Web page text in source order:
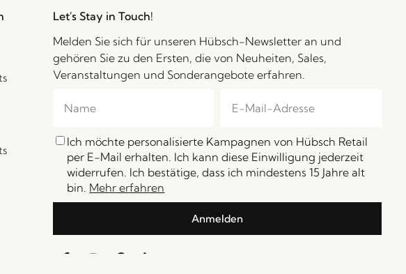
Let's Stay in Touch!
Melden Sie sich für unseren Hübsch-Newsletter an und
gehören Sie zu den Ersten, die von Neuheiten, Sales,
Veranstaltungen und Sonderangebote erfahren.
Ich möchte personalisierte Kampagnen von Hübsch Retail
per E-Mail erhalten. Ich kann diese Einwilligung jederzeit
widerrufen. Ich bestätige, dass ich mindestens 15 Jahre alt
bin. Mehr erfahren
Anmelden